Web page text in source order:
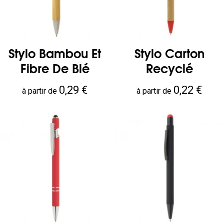
Stylo Bambou Et
Fibre De Blé
Prix
à partir de 0,29 €
Stylo Carton
Recyclé
Prix
à partir de 0,22 €